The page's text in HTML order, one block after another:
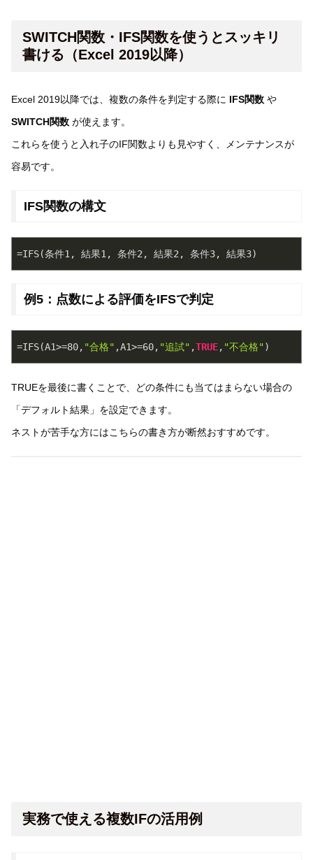
SWITCH関数・IFS関数を使うとスッキリ
書ける（Excel 2019以降）
Excel 2019以降では、複数の条件を判定する際に IFS関数 や
SWITCH関数 が使えます。
これらを使うと入れ子のIF関数よりも見やすく、メンテナンスが
容易です。
IFS関数の構文
例5：点数による評価をIFSで判定
=IFS(A1>=80, "合格" ,A1>=60, "追試" ,TRUE, "不合格"
TRUEを最後に書くことで、どの条件にも当てはまらない場合の
「デフォルト結果」を設定できます。
ネストが苦手な方にはこちらの書き方が断然おすすめです。
実務で使える複数IFの活用例